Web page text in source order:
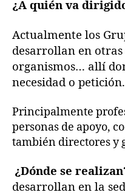
¿A quién va
Actualmente los
desarrollan en otras
organismos… allí
necesidad o petición.
Principalmente
personas de apoyo,
también directores y
¿Dónde se
desarrollan en la